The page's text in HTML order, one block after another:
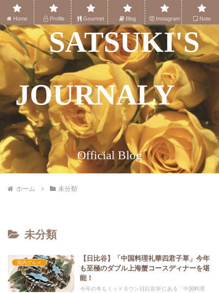
SATSUKI'S
JOURNALY
Official Blog
ホーム 未分類
未分類
国内グルメ
【日比谷】「中国料理礼華四君子草」今年
も至極のダブル上海蟹コースディナーを堪
能！
今年の冬もミッドタウン日比谷3Fにある「中国料理
Home Profile Gourmet Blog Instagram Note